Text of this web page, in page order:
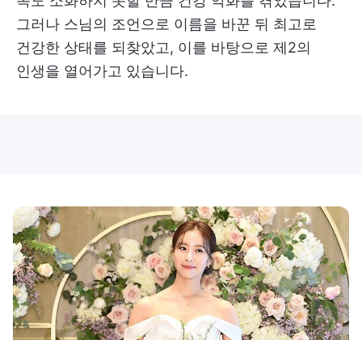
그러나 스님의 조언으로 이름을 바꾼 뒤 최고로
건강한 상태를 되찾았고, 이를 바탕으로 제2의
인생을 열어가고 있습니다.